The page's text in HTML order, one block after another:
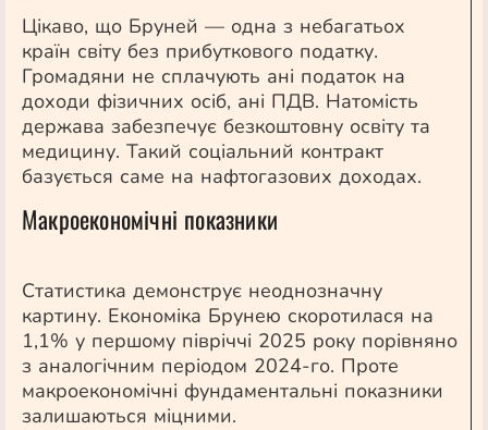
Цікаво, що Бруней — одна з небагатьох
країн світу без прибуткового податку.
Громадяни не сплачують ані податок на
доходи фізичних осіб, ані ПДВ. Натомість
держава забезпечує безкоштовну освіту та
медицину. Такий соціальний контракт
базується саме на нафтогазових доходах.
Макроекономічні показники
Статистика демонструє неоднозначну
картину. Економіка Брунею скоротилася на
1,1% у першому півріччі 2025 року порівняно
з аналогічним періодом 2024-го. Проте
макроекономічні фундаментальні показники
залишаються міцними.